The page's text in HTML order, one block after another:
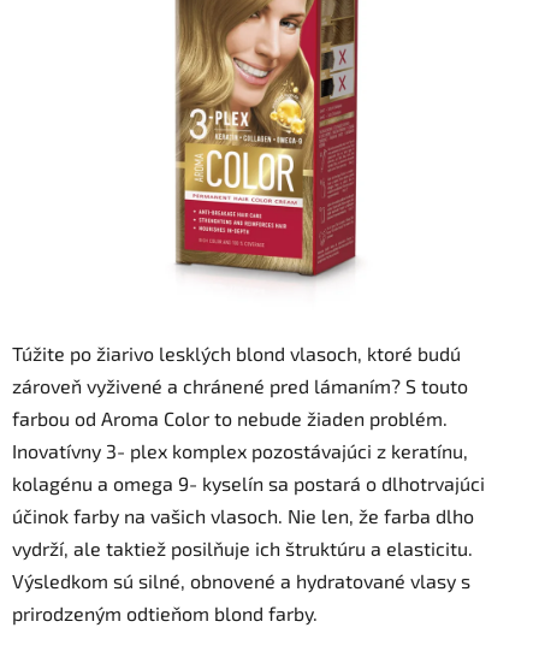
Túžite po žiarivo lesklých blond vlasoch, ktoré budú
zároveň vyživené a chránené pred lámaním? S touto
farbou od Aroma Color to nebude žiaden problém.
Inovatívny 3- plex komplex pozostávajúci z keratínu,
kolagénu a omega 9- kyselín sa postará o dlhotrvajúci
účinok farby na vašich vlasoch. Nie len, že farba dlho
vydrží, ale taktiež posilňuje ich štruktúru a elasticitu.
Výsledkom sú silné, obnovené a hydratované vlasy s
prirodzeným odtieňom blond farby.